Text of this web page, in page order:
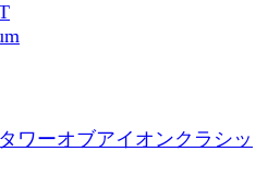
ワーオブアイオンクラシッ